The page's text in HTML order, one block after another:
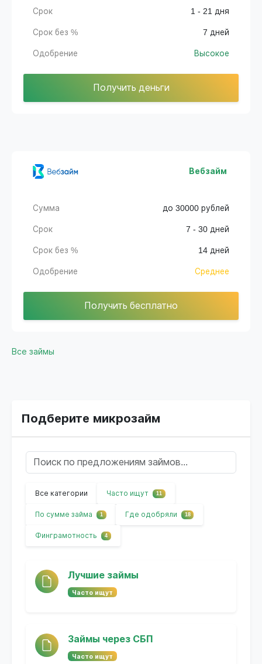
Срок 1 - 21 дня
Срок без % 7 дней
Одобрение Высокое
Получить деньги
Вебзайм
Сумма до 30000 рублей
Срок 7 - 30 дней
Срок без % 14 дней
Одобрение Среднее
Получить бесплатно
Все займы
Подберите микрозайм
Все категории Часто ищут 11
По сумме займа 1 Где одобряли 18
Финграмотность 4
Лучшие займы
Часто ищут
Займы через СБП
Часто ищут